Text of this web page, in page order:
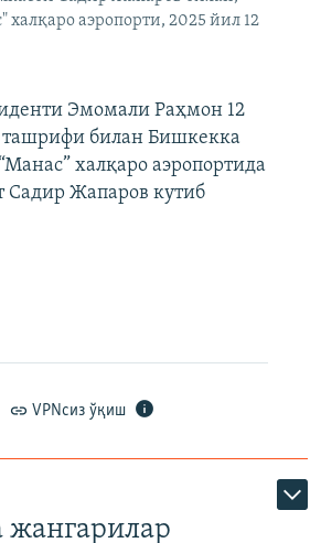
аэропорти, 2025 йил 12
Эмомали Раҳмон 12
ташрифи билан Бишкекка
халқаро аэропортида
Садир Жапаров кутиб
VPNсиз ўқиш
жангарилар